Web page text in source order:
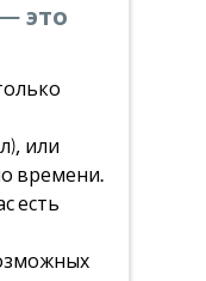
это
или
времени.
есть